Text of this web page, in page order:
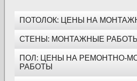
ПОТОЛОК: ЦЕНЫ НА
СТЕНЫ: МОНТАЖНЫЕ РАБОТЫ
ПОЛ: ЦЕНЫ НА РЕМОНТНО-
РАБОТЫ